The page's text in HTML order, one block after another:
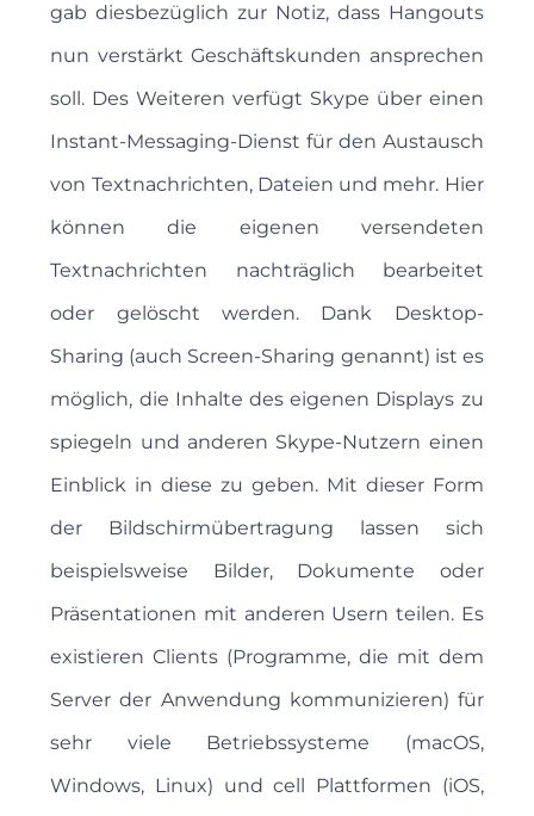
gab diesbezüglich zur Notiz, dass Hangouts
nun verstärkt Geschäftskunden ansprechen
soll. Des Weiteren verfügt Skype über einen
Instant-Messaging-Dienst für den Austausch
von Textnachrichten, Dateien und mehr. Hier
können die eigenen versendeten
Textnachrichten nachträglich bearbeitet
oder gelöscht werden. Dank Desktop-
Sharing (auch Screen-Sharing genannt) ist es
möglich, die Inhalte des eigenen Displays zu
spiegeln und anderen Skype-Nutzern einen
Einblick in diese zu geben. Mit dieser Form
der Bildschirmübertragung lassen sich
beispielsweise Bilder, Dokumente oder
Präsentationen mit anderen Usern teilen. Es
existieren Clients (Programme, die mit dem
Server der Anwendung kommunizieren) für
sehr viele Betriebssysteme (macOS,
Windows, Linux) und cell Plattformen (iOS,